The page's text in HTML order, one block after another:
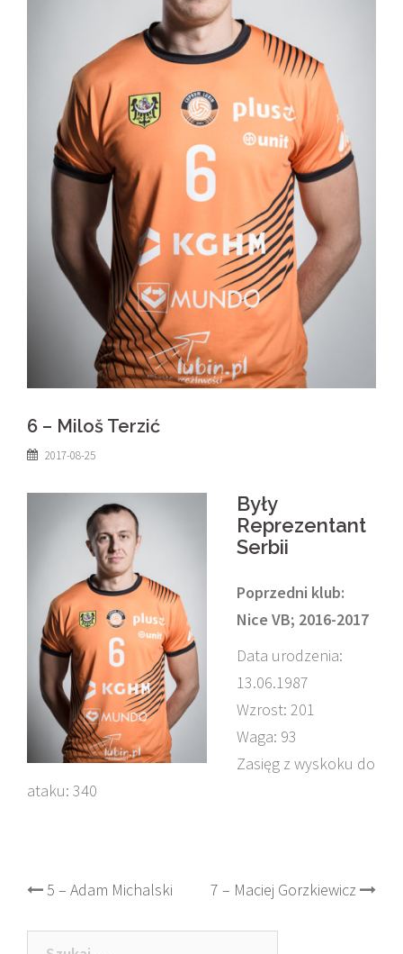
6 – Miloš Terzić
2017-08-25
Były
Reprezentant
Serbii
Poprzedni klub:
Nice VB; 2016-2017
Data urodzenia:
13.06.1987
Wzrost: 201
Waga: 93
Zasięg z wyskoku do
ataku: 340
Post
navigation
5 – Adam Michalski 7 – Maciej Gorzkiewicz
Szukaj: